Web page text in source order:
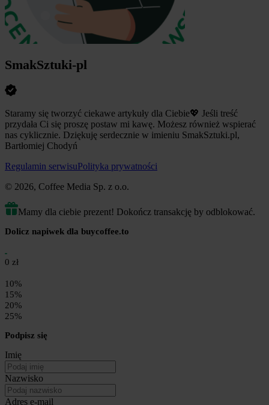
SmakSztuki-pl
Staramy się tworzyć ciekawe artykuły dla Ciebie 💖 Jeśli treść
przydała Ci się proszę postaw mi kawę. Możesz również wspierać
nas cyklicznie. Dziękuję serdecznie w imieniu SmakSztuki.pl,
Bartłomiej Chodyń
Regulamin serwisuPolityka prywatności
© 2026, Coffee Media Sp. z o.o.
Mamy dla ciebie prezent! Dokończ transakcję by odblokować.
Dolicz napiwek dla buycoffee.to
0 zł
10%
15%
20%
25%
Podpisz się
Imię
Nazwisko
Adres e-mail